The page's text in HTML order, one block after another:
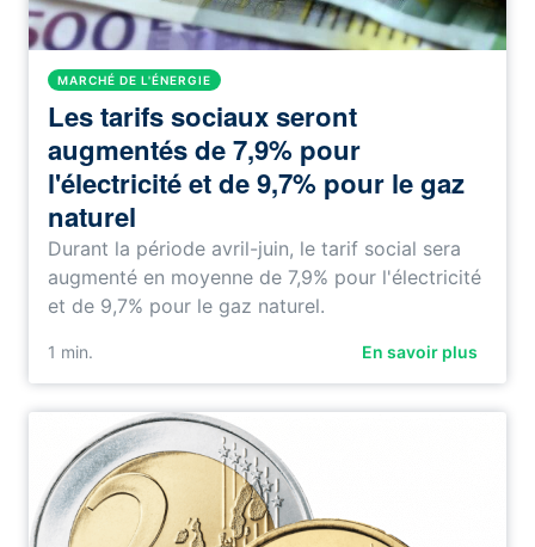
MARCHÉ DE L'ÉNERGIE
Les tarifs sociaux seront
augmentés de 7,9% pour
l'électricité et de 9,7% pour le gaz
naturel
Durant la période avril-juin, le tarif social sera
augmenté en moyenne de 7,9% pour l'électricité
et de 9,7% pour le gaz naturel.
1 min. En savoir plus